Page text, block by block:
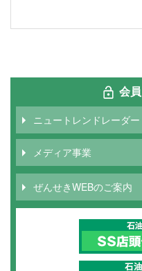
会
ニュートレンドレーダー
メディア事業
ぜんせきWEBのご案内